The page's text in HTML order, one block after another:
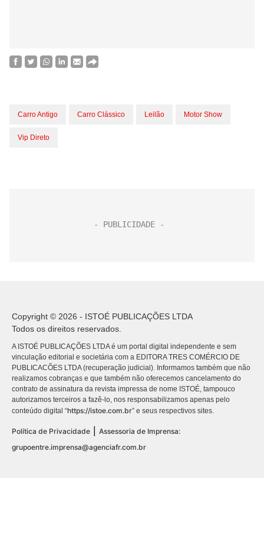
Carro Antigo Carro Clássico Leilão Motor Show
Vip Direto
Copyright © 2026 - ISTOÉ PUBLICAÇÕES LTDA
Todos os direitos reservados.
A ISTOÉ PUBLICAÇÕES LTDA é um portal digital independente e sem
vinculação editorial e societária com a EDITORA TRES COMÉRCIO DE
PUBLICACÕES LTDA (recuperação judicial). Informamos também que não
realizamos cobranças e que também não oferecemos cancelamento do
contrato de assinatura da revista impressa de nome ISTOÉ, tampouco
autorizamos terceiros a fazê-lo, nos responsabilizamos apenas pelo
conteúdo digital “https://istoe.com.br” e seus respectivos sites.
Política de Privacidade
Assessoria de Imprensa:
grupoentre.imprensa@agenciafr.com.br